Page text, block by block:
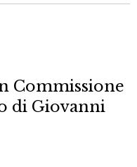
Commissione
di Giovanni